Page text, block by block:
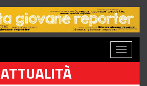
Toggle
ATTUALITÀ